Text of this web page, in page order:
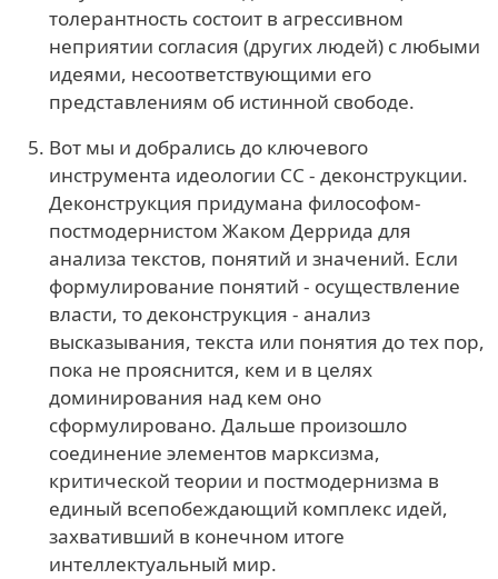
толерантность состоит в агрессивном
неприятии согласия (других людей) с любыми
идеями, несоответствующими его
представлениям об истинной свободе.
Вот мы и добрались до ключевого
инструмента идеологии СС - деконструкции.
Деконструкция придумана философом-
постмодернистом Жаком Деррида для
анализа текстов, понятий и значений. Если
формулирование понятий - осуществление
власти, то деконструкция - анализ
высказывания, текста или понятия до тех пор,
пока не прояснится, кем и в целях
доминирования над кем оно
сформулировано. Дальше произошло
соединение элементов марксизма,
критической теории и постмодернизма в
единый всепобеждающий комплекс идей,
захвативший в конечном итоге
интеллектуальный мир.